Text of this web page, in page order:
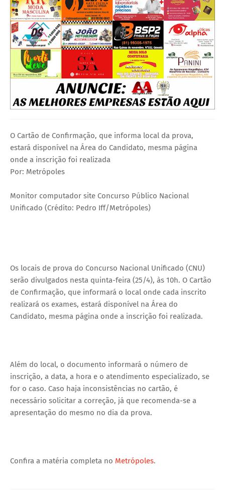
O Cartão de Confirmação, que informa local da prova,
estará disponível na Área do Candidato, mesma página
onde a inscrição foi realizada
Por: Metrópoles
Monitor computador site Concurso Público Nacional
Unificado (Crédito: Pedro Iff/Metrópoles)
Os locais de prova do Concurso Nacional Unificado (CNU)
serão divulgados nesta quinta-feira (25/4), às 10h. O Cartão
de Confirmação, que informará o local onde cada inscrito
realizará os exames, estará disponível na Área do
Candidato, mesma página onde a inscrição foi realizada.
Além do local, o documento informará o número de
inscrição, a data, a hora e o atendimento especializado, se
for o caso. Caso haja inconsistências no cartão, é
necessário solicitar a correção, já que recomenda-se a
apresentação do mesmo no dia da prova.
Confira a matéria completa no Metrópoles.